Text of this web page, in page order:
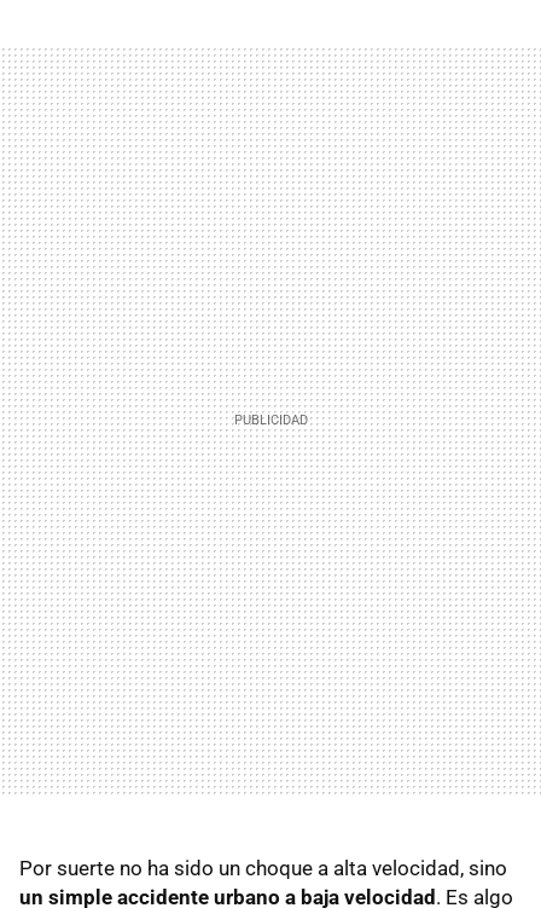
Por suerte no ha sido un choque a alta velocidad, sino
un simple accidente urbano a baja velocidad . Es algo